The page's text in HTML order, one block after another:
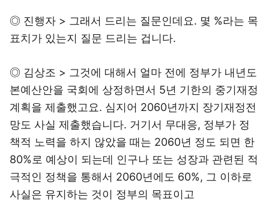
◎ 진행자 > 그래서 드리는 질문인데요. 몇 %라는 목
표치가 있는지 질문 드리는 겁니다.
◎ 김상조 > 그것에 대해서 얼마 전에 정부가 내년도
본예산안을 국회에 상정하면서 5년 기한의 중기재정
계획을 제출했고요. 심지어 2060년까지 장기재정전
망도 사실 제출했습니다. 거기서 무대응, 정부가 정
책적 노력을 하지 않았을 때는 2060년 정도 되면 한
80%로 예상이 되는데 인구나 또는 성장과 관련된 적
극적인 정책을 통해서 2060년에도 60%, 그 이하로
사실은 유지하는 것이 정부의 목표이고